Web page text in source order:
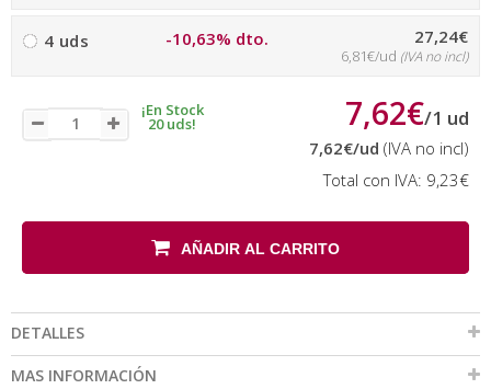
4 uds -10,63% dto. 27,24€
6,81€/ud (IVA no incl)
¡En Stock
20 uds! 7,62€/1 ud
7,62€/ud (IVA no incl)
Total con IVA: 9,23€
AÑADIR AL CARRITO
DETALLES
MAS INFORMACIÓN